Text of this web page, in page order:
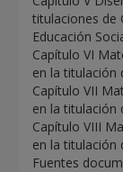
titulaciones de
Educación
Capítulo VI
en la titulación
Capítulo VII
en la titulación
Capítulo VIII
en la titulación
Fuentes